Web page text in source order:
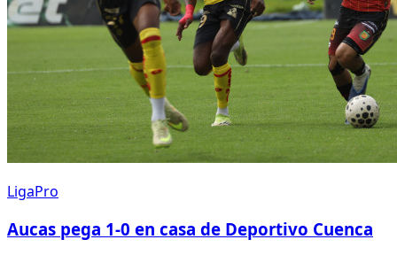
LigaPro
Aucas pega 1-0 en casa de Deportivo Cuenca